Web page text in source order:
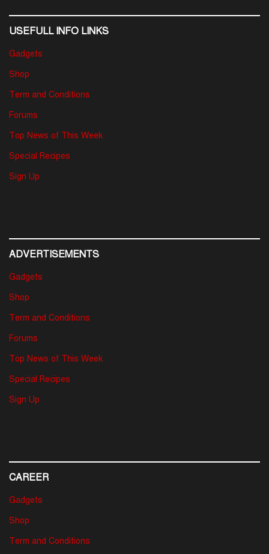
USEFULL INFO LINKS
Gadgets
Shop
Term and Conditions
Forums
Top News of This Week
Special Recipes
Sign Up
ADVERTISEMENTS
Gadgets
Shop
Term and Conditions
Forums
Top News of This Week
Special Recipes
Sign Up
CAREER
Gadgets
Shop
Term and Conditions